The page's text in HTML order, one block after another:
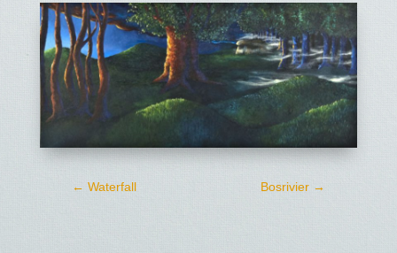
← Waterfall Bosrivier →